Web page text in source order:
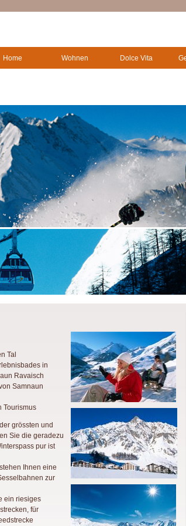
Home Wohnen Dolce Vita
Tal
in
Ravaisch
Samnaun
Tourismus
grössten und
Sie die geradezu
pur ist
Ihnen eine
zur
ein riesiges
für